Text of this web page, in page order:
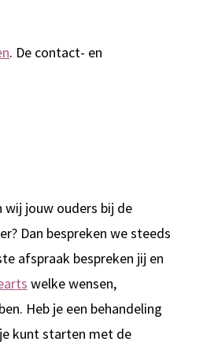
. De contact- en
wij jouw ouders bij de
Dan bespreken we steeds
afspraak bespreken jij en
welke wensen,
Heb je een behandeling
kunt starten met de